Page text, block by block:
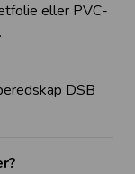
eller PVC-
DSB